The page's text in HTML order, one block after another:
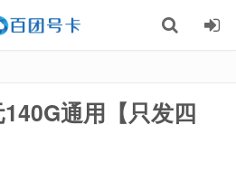
通用【只发四